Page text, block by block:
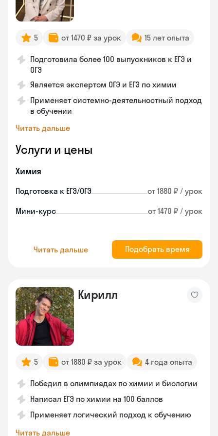
5 от 1470 ₽ за урок 15 лет опыта
Подготовила более 100 выпускников к ЕГЭ и
ОГЭ
Является экспертом ОГЭ и ЕГЭ по химии
Применяет системно-деятельностный подход
в обучении
Читать дальше
Услуги и цены
Химия
Подготовка к ЕГЭ/ОГЭ от 1880 ₽ / урок
Мини-курс от 1470 ₽ / урок
Читать дальше Подобрать время
Кирилл
5 от 1880 ₽ за урок 4 года опыта
Победил в олимпиадах по химии и биологии
Написал ЕГЭ по химии на 100 баллов
Применяет логический подход к обучению
Читать дальше